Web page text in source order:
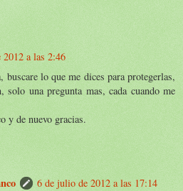
a las 2:46
buscare lo que me dices para protegerlas,
solo una pregunta mas, cada cuando me
y de nuevo gracias.
6 de julio de 2012 a las 17:14